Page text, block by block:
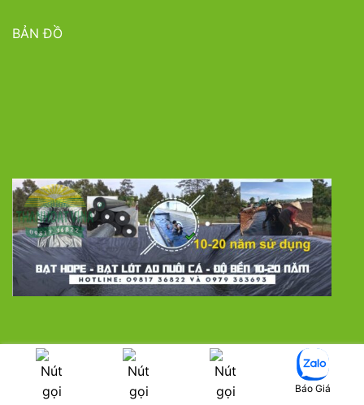
BẢN ĐỒ
LƯỚI CHE NẮNG
MÀNG NHÀ KÍNH
BẠT PHỦ ĐẤT CHỐNG CỎ DẠI
SÀN NHỰA TRỒNG LAN
MÀNG CHỐNG THẤM HDPE
VẬT TƯ NHÀ KÍNH
LƯỚI THÉP MẠ KẼM HÀN CHẬP
Báo Giá